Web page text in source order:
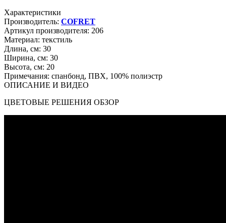
Характеристики
Производитель: COFRET
Артикул производителя: 206
Материал: текстиль
Длина, см: 30
Ширина, см: 30
Высота, см: 20
Примечания: спанбонд, ПВХ, 100% полиэстр
ОПИСАНИЕ И ВИДЕО
ЦВЕТОВЫЕ РЕШЕНИЯ ОБЗОР